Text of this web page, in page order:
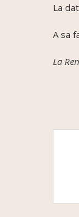
La
A sa
La